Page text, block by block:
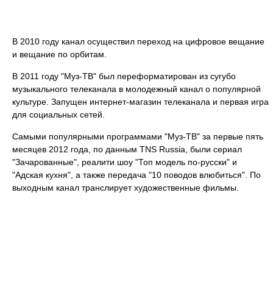
В 2010 году канал осуществил переход на цифровое вещание
и вещание по орбитам.
В 2011 году "Муз-ТВ" был переформатирован из сугубо
музыкального телеканала в молодежный канал о популярной
культуре. Запущен интернет-магазин телеканала и первая игра
для социальных сетей.
Самыми популярными программами "Муз-ТВ" за первые пять
месяцев 2012 года, по данным TNS Russia, были сериал
"Зачарованные", реалити шоу "Топ модель по-русски" и
"Адская кухня", а также передача "10 поводов влюбиться". По
выходным канал транслирует художественные фильмы.